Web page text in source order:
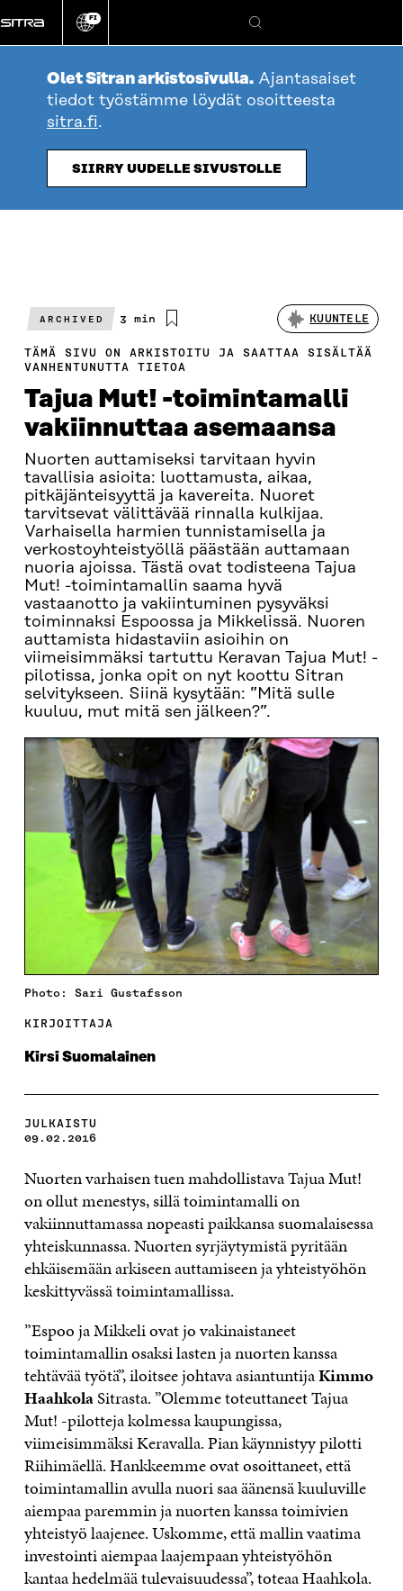
suoraan
sisältöön
Vaihda
kieli
FI
Hae
Olet Sitran arkistosivulla. Ajantasaiset
tiedot työstämme löydät osoitteesta
sitra.fi.
SIIRRY UUDELLE SIVUSTOLLE
ARCHIVED
Arvioitu
3 min KUUNTELE
TÄMÄ SIVU ON ARKISTOITU JA SAATTAA SISÄLTÄÄ
VANHENTUNUTTA TIETOA
Tajua Mut! -toimintamalli
vakiinnuttaa asemaansa
Nuorten auttamiseksi tarvitaan hyvin
tavallisia asioita: luottamusta, aikaa,
pitkäjänteisyyttä ja kavereita. Nuoret
tarvitsevat välittävää rinnalla kulkijaa.
Varhaisella harmien tunnistamisella ja
verkostoyhteistyöllä päästään auttamaan
nuoria ajoissa. Tästä ovat todisteena Tajua
Mut! -toimintamallin saama hyvä
vastaanotto ja vakiintuminen pysyväksi
toiminnaksi Espoossa ja Mikkelissä. Nuoren
auttamista hidastaviin asioihin on
viimeisimmäksi tartuttu Keravan Tajua Mut! -
pilotissa, jonka opit on nyt koottu Sitran
selvitykseen. Siinä kysytään: ”Mitä sulle
kuuluu, mut mitä sen jälkeen?”.
Photo: Sari Gustafsson
KIRJOITTAJA
Kirsi Suomalainen
JULKAISTU
09.02.2016
Nuorten varhaisen tuen mahdollistava Tajua Mut!
on ollut menestys, sillä toimintamalli on
vakiinnuttamassa nopeasti paikkansa suomalaisessa
yhteiskunnassa. Nuorten syrjäytymistä pyritään
ehkäisemään arkiseen auttamiseen ja yhteistyöhön
keskittyvässä toimintamallissa.
”Espoo ja Mikkeli ovat jo vakinaistaneet
toimintamallin osaksi lasten ja nuorten kanssa
tehtävää työtä”, iloitsee johtava asiantuntijaKimmo
HaahkolaSitrasta. ”Olemme toteuttaneet Tajua
Mut! -pilotteja kolmessa kaupungissa,
viimeisimmäksi Keravalla. Pian käynnistyy pilotti
Riihimäellä. Hankkeemme ovat osoittaneet, että
toimintamallin avulla nuori saa äänensä kuuluville
aiempaa paremmin ja nuorten kanssa toimivien
yhteistyö laajenee. Uskomme, että mallin vaatima
investointi aiempaa laajempaan yhteistyöhön
kantaa hedelmää tulevaisuudessa”, toteaa Haahkola.